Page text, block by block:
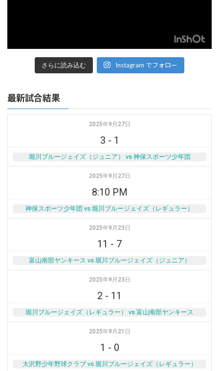
さらに読み込む Instagram でフォロー
最新試合結果
2025年9月27日
3 - 1
堀川ブルージェイズ（ジュニア） vs 神保スポーツ少年団
2025年9月27日
8:10 PM
神保スポーツ少年団 vs 堀川ブルージェイズ（レギュラー）
2025年9月23日
11 - 7
富山南部ヤンキース vs 堀川ブルージェイズ（ジュニア）
2025年9月23日
2 - 11
堀川ブルージェイズ（レギュラー） vs 富山南部ヤンキース
2025年9月21日
1 - 0
大沢野少年野球クラブ vs 堀川ブルージェイズ（レギュラー）